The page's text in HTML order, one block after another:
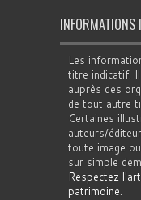
INFORMATIONS
Les
titre indicatif.
auprès des
de tout autre
Certaines
auteurs/
toute image
sur simple
Respectez
patrimoine.